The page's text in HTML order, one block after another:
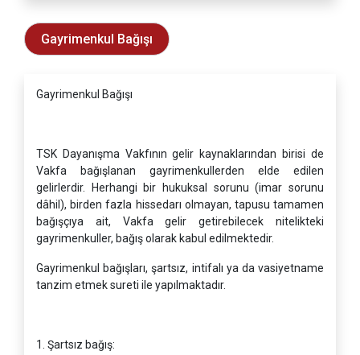
Gayrimenkul Bağışı
Gayrimenkul Bağışı
TSK Dayanışma Vakfının gelir kaynaklarından birisi de
Vakfa bağışlanan gayrimenkullerden elde edilen
gelirlerdir. Herhangi bir hukuksal sorunu (imar sorunu
dâhil), birden fazla hissedarı olmayan, tapusu tamamen
bağışçıya ait, Vakfa gelir getirebilecek nitelikteki
gayrimenkuller, bağış olarak kabul edilmektedir.
Gayrimenkul bağışları, şartsız, intifalı ya da vasiyetname
tanzim etmek sureti ile yapılmaktadır.
1. Şartsız bağış: